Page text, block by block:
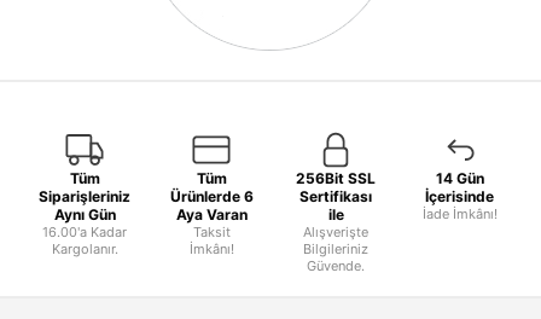
Tüm
Siparişleriniz
Aynı Gün
16.00'a Kadar
Kargolanır.
Tüm
Ürünlerde 6
Aya Varan
Taksit
İmkânı!
256Bit SSL
Sertifikası
ile
Alışverişte
Bilgileriniz
Güvende.
14 Gün
İçerisinde
İade İmkânı!